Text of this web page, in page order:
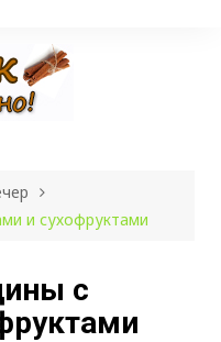
и сухофруктами
с